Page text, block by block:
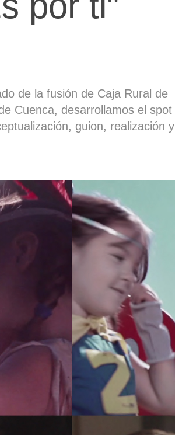
de la fusión de Caja Rural de
Cuenca, desarrollamos el spot
guion, realización y